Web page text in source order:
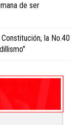
de ser
la No.40